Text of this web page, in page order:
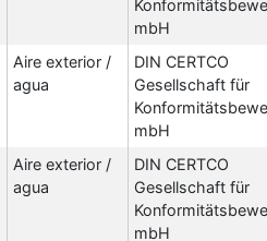
mbH
Aire exterior /
agua
DIN CERTCO
Gesellschaft für
mbH
Aire exterior /
agua
DIN CERTCO
Gesellschaft für
mbH